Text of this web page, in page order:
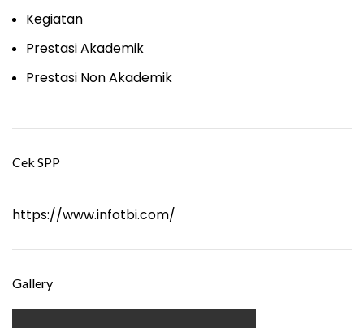
Kegiatan
Prestasi Akademik
Prestasi Non Akademik
Cek SPP
https://www.infotbi.com/
Gallery